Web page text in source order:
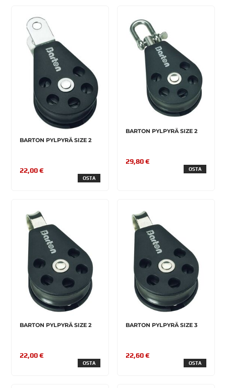
BARTON PYLPYRÄ SIZE 2
22,00 €
OSTA
BARTON PYLPYRÄ SIZE 2
29,80 €
OSTA
BARTON PYLPYRÄ SIZE 2
22,00 €
OSTA
BARTON PYLPYRÄ SIZE 3
22,60 €
OSTA